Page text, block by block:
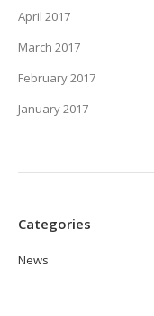
April 2017
March 2017
February 2017
January 2017
Categories
News